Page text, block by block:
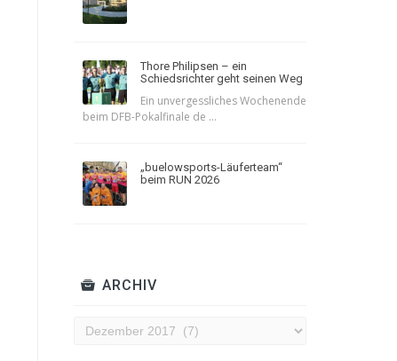
Thore Philipsen – ein
Schiedsrichter geht seinen Weg
Ein unvergessliches Wochenende
beim DFB-Pokalfinale de ...
„buelowsports-Läuferteam“
beim RUN 2026
ARCHIV
Archiv